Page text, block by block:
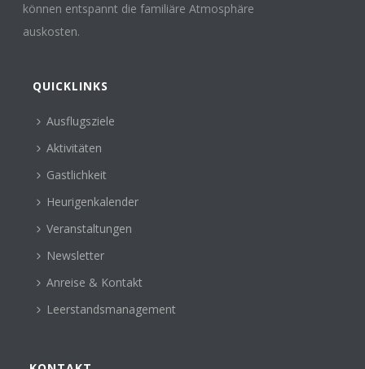
können entspannt die familiäre Atmosphäre
auskosten.
QUICKLINKS
Ausflugsziele
Aktivitäten
Gastlichkeit
Heurigenkalender
Veranstaltungen
Newsletter
Anreise & Kontakt
Leerstandsmanagement